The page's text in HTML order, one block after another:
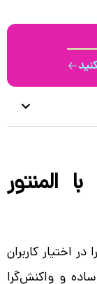
المنتور
اختیار کاربران
و واکنش‌گرا